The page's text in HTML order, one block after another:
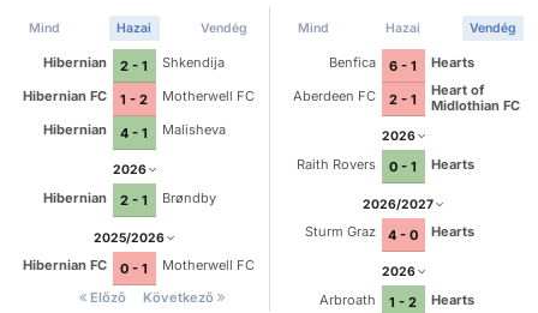
Mind Hazai Vendég
Hibernian 2 - 1
Shkendija
Hibernian FC
1 - 2
Motherwell FC
Hibernian
4 - 1 Malisheva
2026
Hibernian 2 - 1 Brøndby
2025/2026
Hibernian FC 0 - 1
Motherwell FC
Előző
Következő
Mind Hazai Vendég
Benfica 6 - 1
Hearts
Aberdeen FC
2 - 1
Heart of
Midlothian FC
2026
Raith Rovers 0 - 1 Hearts
2026/2027
Sturm Graz 4 - 0 Hearts
2026
Arbroath 1 - 2
Hearts